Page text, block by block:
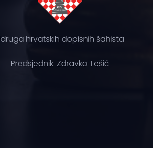
hrvatskih dopisnih šahista
Predsjednik: Zdravko Tešić